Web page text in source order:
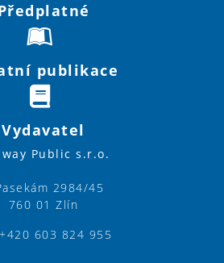
publikace
Vydavatel
Public s.r.o.
2984/45
760 01 Zlín
603 824 955